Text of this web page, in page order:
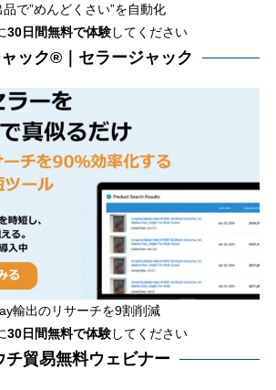
品で”めんどくさい”を自動化
30日間無料で体験してください
ック®｜セラージャック
輸出のリサーチを9割削減
30日間無料で体験してください
チ貿易無料ウェビナー